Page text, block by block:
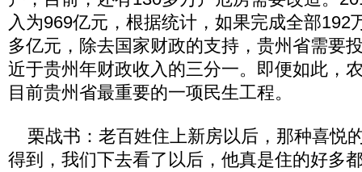
入为969亿元，根据统计，如果完成全部192
多亿元，除去国家财政的支持，贵州省需要
近于贵州年财政收入的三分一。即便如此，
目前贵州省最重要的一项民生工程。
栗战书：老百姓住上新房以后，那种喜悦
得到，我们下去看了以后，他真是住的好多